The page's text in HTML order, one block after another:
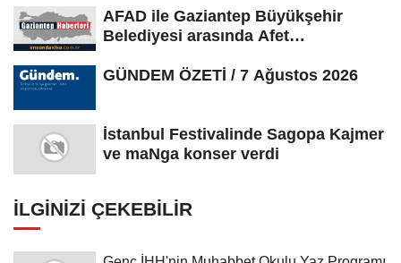
AFAD ile Gaziantep Büyükşehir
Belediyesi arasında Afet
GÜNDEM ÖZETİ / 7 Ağustos 2026
İstanbul Festivalinde Sagopa Kajmer
ve maNga konser verdi
İLGINIZI ÇEKEBILIR